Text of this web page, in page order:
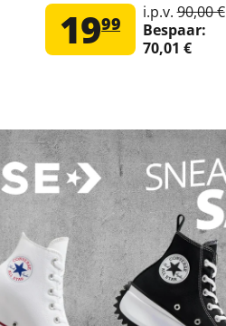
1999
i.p.v.90,00 €
Bespaar:
70,01 €